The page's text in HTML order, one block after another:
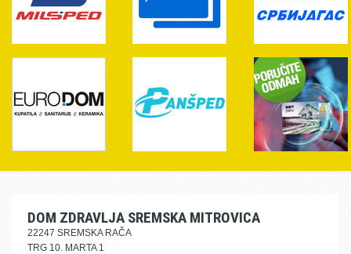
DOM ZDRAVLJA SREMSKA MITROVICA
22247 SREMSKA RAČA
TRG 10. MARTA 1